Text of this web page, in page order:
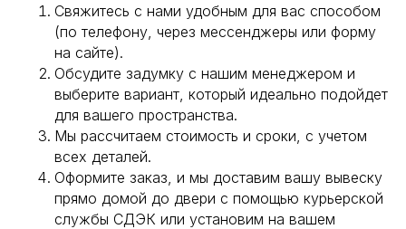
Свяжитесь с нами удобным для вас способом
(по телефону, через мессенджеры или форму
на сайте).
Обсудите задумку с нашим менеджером и
выберите вариант, который идеально подойдет
для вашего пространства.
Мы рассчитаем стоимость и сроки, с учетом
всех деталей.
Оформите заказ, и мы доставим вашу вывеску
прямо домой до двери с помощью курьерской
службы СДЭК или установим на вашем